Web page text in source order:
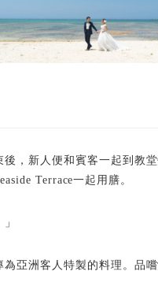
後，新人便和賓客一起到教
Terrace一起用膳。
為亞洲客人特製的料理。品嚐